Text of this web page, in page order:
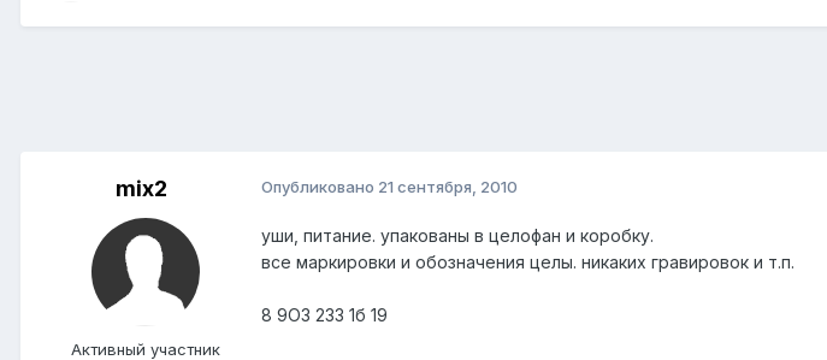
mix2
Активный участник
Опубликовано 21 сентября, 2010
уши, питание. упакованы в целофан и коробку.
все маркировки и обозначения целы. никаких гравировок и т.п.
8 9ОЗ 2ЗЗ 1б 19